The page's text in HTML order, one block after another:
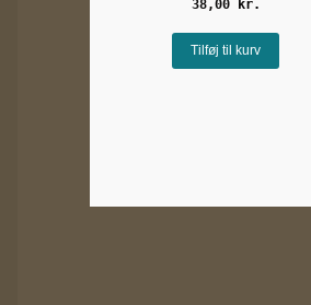
38,00 kr.
Tilføj til kurv